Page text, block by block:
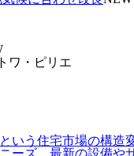
ワ・ピリエ
いう住宅市場の構
ーズ、最新の設備